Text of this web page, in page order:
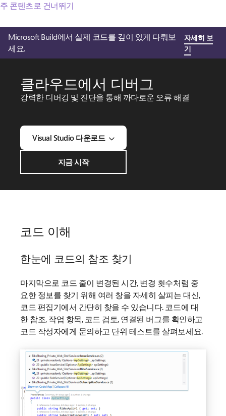
주 콘텐츠로 건너뛰기
Microsoft Build에서 실제 코드를 깊이 있게 다뤄보
세요.
자세히 보
기
클라우드에서 디버그
강력한 디버깅 및 진단을 통해 까다로운 오류 해결
Visual Studio 다운로드
지금 시작
코드 이해
한눈에 코드의 참조 찾기
마지막으로 코드 줄이 변경된 시간, 변경 횟수처럼 중
요한 정보를 찾기 위해 여러 창을 자세히 살피는 대신,
코드 편집기에서 간단히 찾을 수 있습니다. 코드에 대
한 참조, 작업 항목, 코드 검토, 연결된 버그를 확인하고
코드 작성자에게 문의하고 단위 테스트를 살펴보세요.